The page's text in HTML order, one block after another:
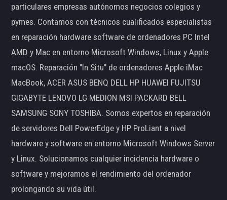
particulares empresas autónomos negocios colegios y
pymes. Contamos con técnicos cualificados especialistas
en reparación hardware software de ordenadores PC Intel
AMD y Mac en entorno Microsoft Windows, Linux y Apple
macOS. Reparación "In Situ" de ordenadores Apple iMac
MacBook, ACER ASUS BENQ DELL HP HUAWEI FUJITSU
GIGABYTE LENOVO LG MEDION MSI PACKARD BELL
SAMSUNG SONY TOSHIBA. Somos expertos en reparación
de servidores Dell PowerEdge y HP ProLiant a nivel
hardware y software en entorno Microsoft Windows Server
y Linux. Solucionamos cualquier incidencia hardware o
software y mejoramos el rendimiento del ordenador
prolongando su vida útil.